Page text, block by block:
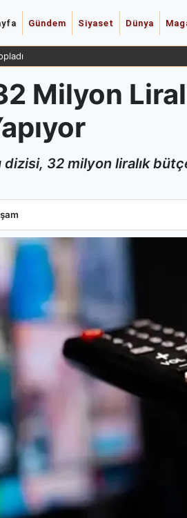
Gündem Siyaset Dünya
Milyon
dizisi, 32 milyon liralık
32 Milyon Liralık Bütçeye Rağmen 7.